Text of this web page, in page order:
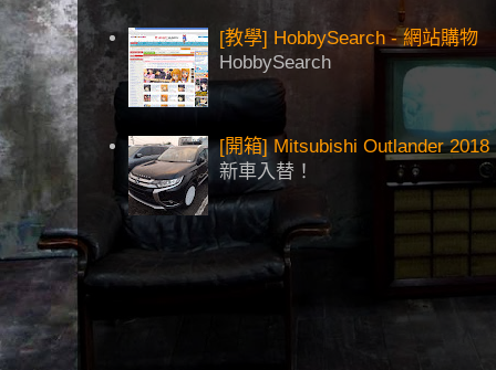
[教學] HobbySearch - 網站購物
HobbySearch
[開箱] Mitsubishi Outlander 2018
新車入替！